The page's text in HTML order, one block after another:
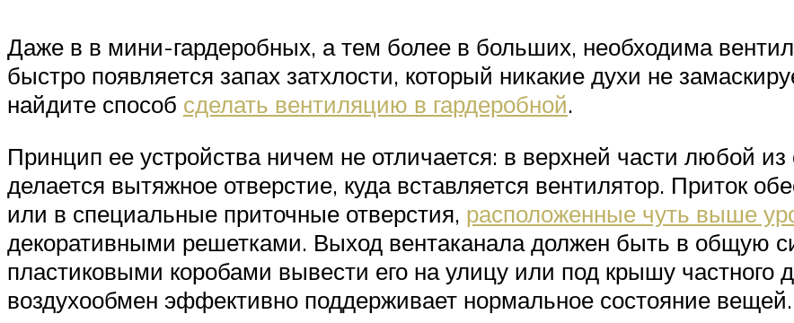
Даже в в мини-гардеробных, а тем более в больших, необходима
быстро появляется запах затхлости, который никакие духи не
найдите способ сделать вентиляцию в гардеробной.
Принцип ее устройства ничем не отличается: в верхней части любой
делается вытяжное отверстие, куда вставляется вентилятор. Приток
или в специальные приточные отверстия, расположенные чуть выше
декоративными решетками. Выход вентаканала должен быть в общую
пластиковыми коробами вывести его на улицу или под крышу частного
воздухообмен эффективно поддерживает нормальное состояние вещей.